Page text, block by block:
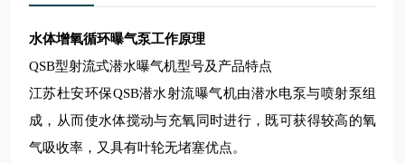
水体增氧循环曝气泵工作原理
QSB型射流式潜水曝气机型号及产品特点
江苏杜安环保QSB潜水射流曝气机由潜水电泵与喷射泵组
成，从而使水体搅动与充氧同时进行，既可获得较高的氧
气吸收率，又具有叶轮无堵塞优点。